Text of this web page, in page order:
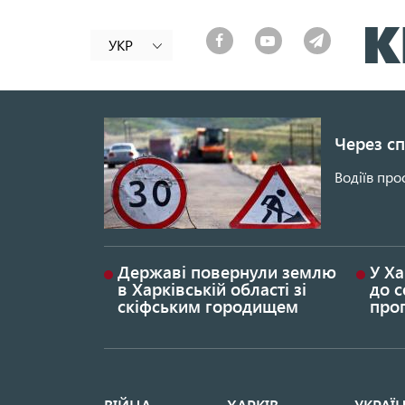
УКР
Через
Водіїв
Державі повернули землю
в Харківській області зі
скіфським городищем
У
до